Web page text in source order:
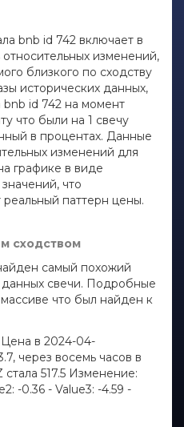
bnb id 742 включает в
изменений,
близкого по сходству
исторических данных,
bnb id 742 на момент
что были на 1 свечу
в процентах. Данные
изменений для
графике в виде
что
паттерн цены.
сходством
самый похожий
свечи. Подробные
что был найден к
Цена в 2024-04-
через восемь часов в
517.5 Изменение:
-0.36 - Value3: -4.59 -